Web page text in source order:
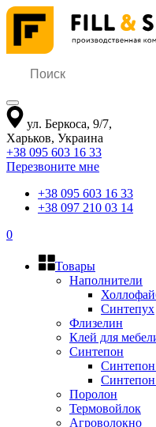
ул. Беркоса, 9/7,
Харьков, Украина
+38 095 603 16 33
Перезвоните мне
+38 095 603 16 33
+38 097 210 03 14
0
Товары
Наполнители
Синтепух
Флизелин
Клей для
Синтепон
Поролон
Термовойлок
Агроволокно